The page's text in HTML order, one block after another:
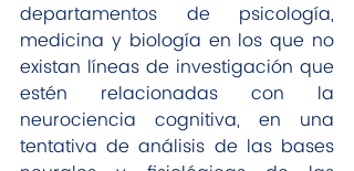
departamentos de psicología,
medicina y biología en los que no
existan líneas de investigación que
estén relacionadas con la
neurociencia cognitiva, en una
tentativa de análisis de las bases